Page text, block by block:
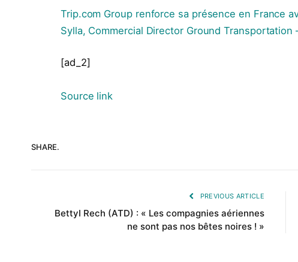
Trip.com Group renforce sa présence en France
Sylla, Commercial Director Ground Transportation
[ad_2]
Source link
SHARE.
PREVIOUS ARTICLE
BettyI Rech (ATD) : « Les compagnies aériennes
ne sont pas nos bêtes noires ! »